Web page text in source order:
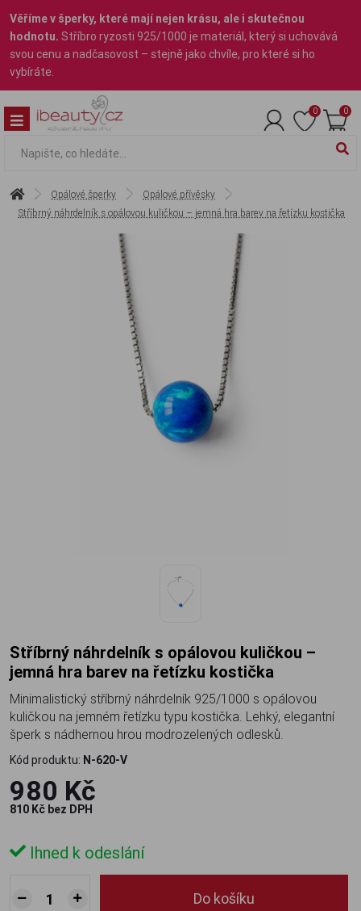
Věříme v šperky, které mají nejen krásu, ale i skutečnou
hodnotu. Stříbro ryzosti 925/1000 je materiál, který si uchovává
svou cenu a nadčasovost – stejně jako chvíle, pro které si ho
vybíráte.
0 0
Opálové šperky
Opálové přívěsky
Stříbrný náhrdelník s opálovou kuličkou – jemná hra barev na řetízku kostička
Stříbrný náhrdelník s opálovou kuličkou –
jemná hra barev na řetízku kostička
Minimalistický stříbrný náhrdelník 925/1000 s opálovou
kuličkou na jemném řetízku typu kostička. Lehký, elegantní
šperk s nádhernou hrou modrozelených odlesků.
Kód produktu: N-620-V
980 Kč
810 Kč bez DPH
Ihned k odeslání
Do košíku